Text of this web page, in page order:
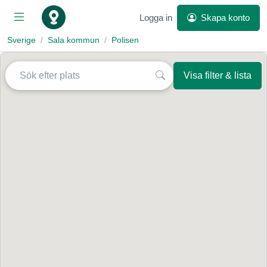
Logga in Skapa konto
Sverige Sala kommun Polisen
Visa filter & lista